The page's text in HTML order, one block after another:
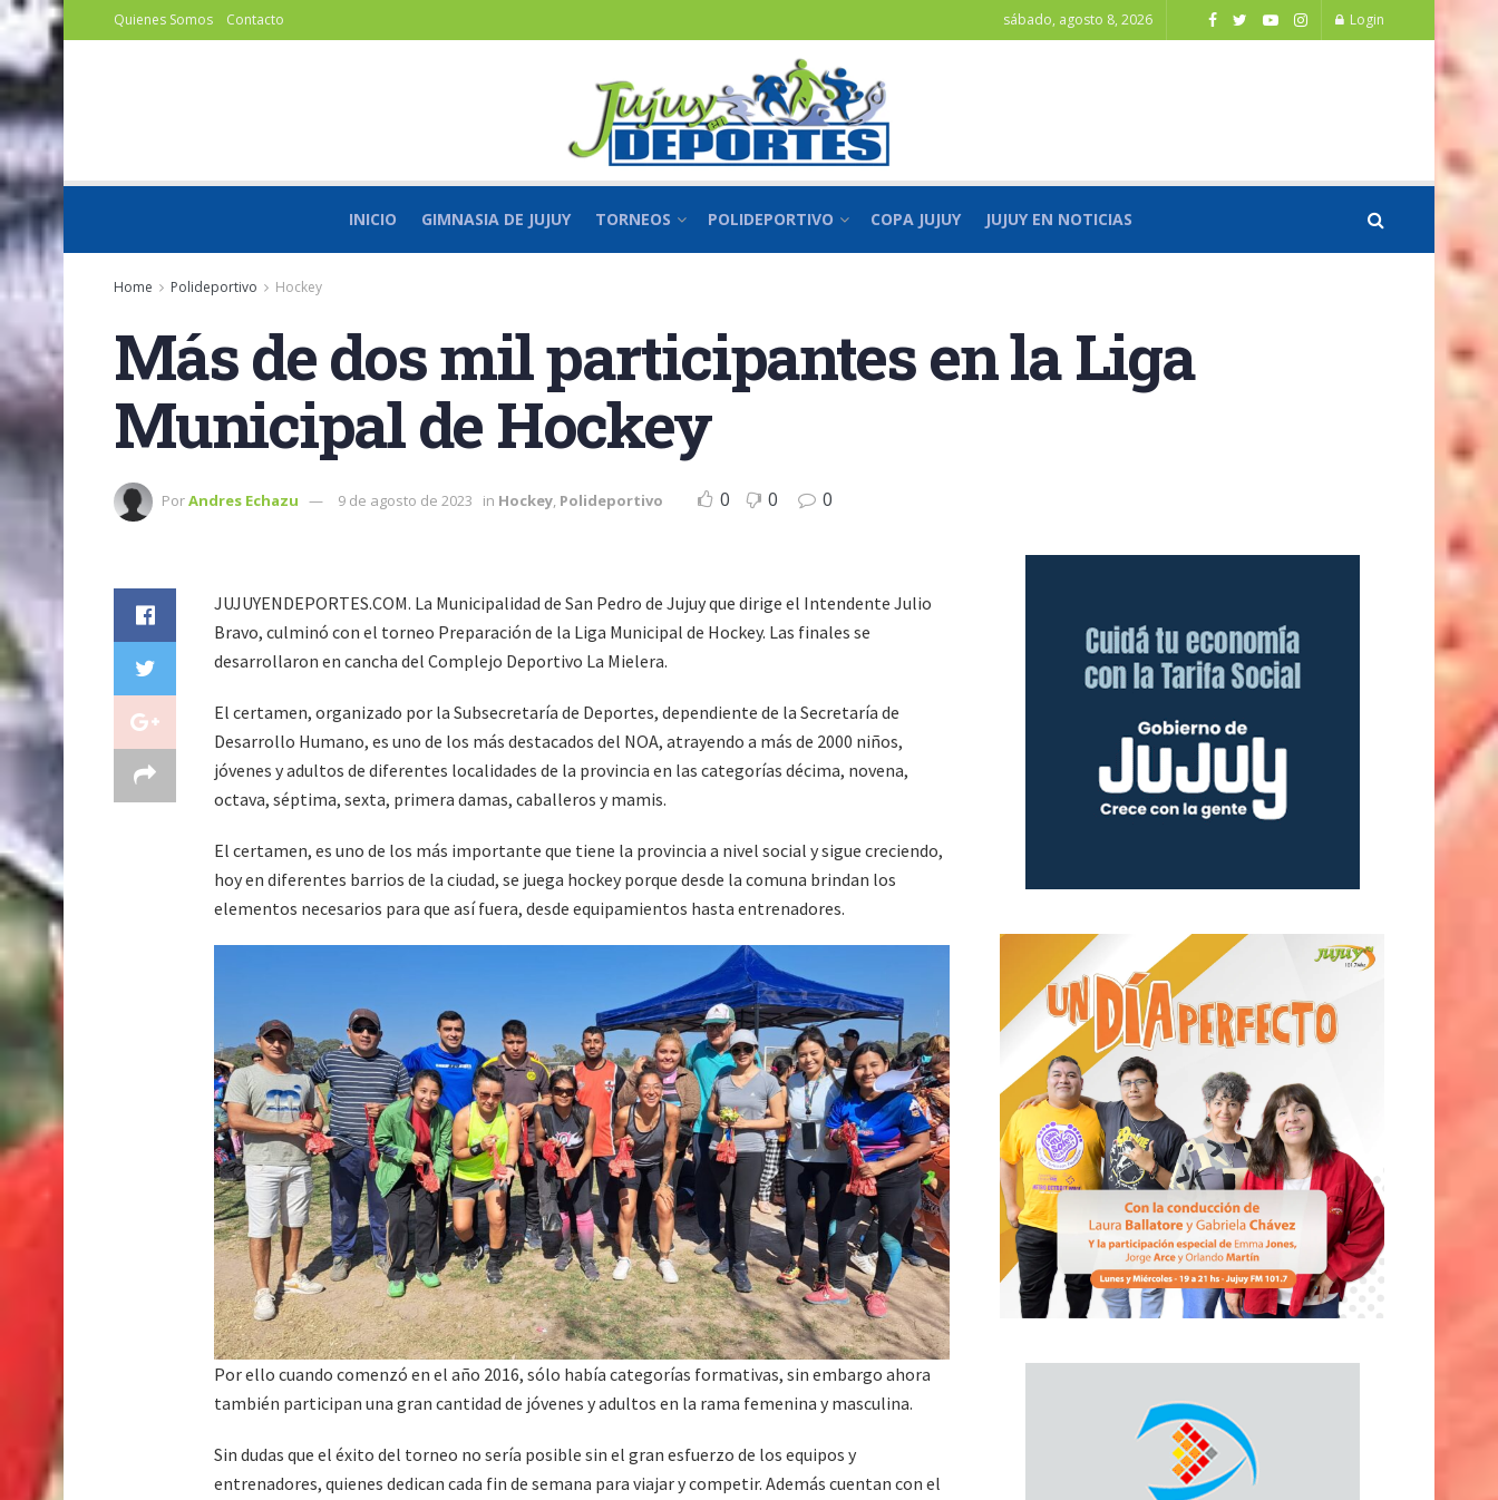
Quienes Somos Contacto sábado, agosto 8, 2026 Login
INICIO GIMNASIA DE JUJUY TORNEOS POLIDEPORTIVO COPA JUJUY JUJUY EN NOTICIAS
Home Polideportivo Hockey
Más de dos mil participantes en la Liga
Municipal de Hockey
PorAndres Echazu 9 de agosto de 2023 in Hockey, Polideportivo 0 0 0
JUJUYENDEPORTES.COM. La Municipalidad de San Pedro de Jujuy que dirige el Intendente Julio
Bravo, culminó con el torneo Preparación de la Liga Municipal de Hockey. Las finales se
desarrollaron en cancha del Complejo Deportivo La Mielera.
El certamen, organizado por la Subsecretaría de Deportes, dependiente de la Secretaría de
Desarrollo Humano, es uno de los más destacados del NOA, atrayendo a más de 2000 niños,
jóvenes y adultos de diferentes localidades de la provincia en las categorías décima, novena,
octava, séptima, sexta, primera damas, caballeros y mamis.
El certamen, es uno de los más importante que tiene la provincia a nivel social y sigue creciendo,
hoy en diferentes barrios de la ciudad, se juega hockey porque desde la comuna brindan los
elementos necesarios para que así fuera, desde equipamientos hasta entrenadores.
Por ello cuando comenzó en el año 2016, sólo había categorías formativas, sin embargo ahora
también participan una gran cantidad de jóvenes y adultos en la rama femenina y masculina.
Sin dudas que el éxito del torneo no sería posible sin el gran esfuerzo de los equipos y
entrenadores, quienes dedican cada fin de semana para viajar y competir. Además cuentan con el